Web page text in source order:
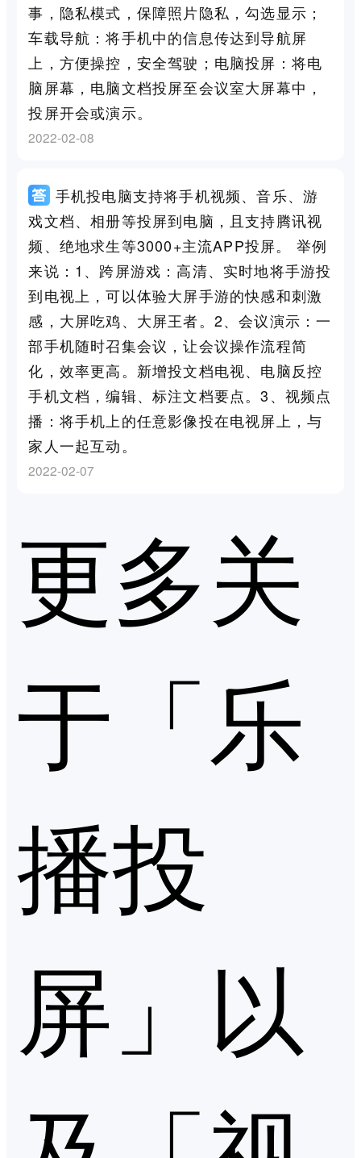
事，隐私模式，保障照片隐私，勾选显示；
车载导航：将手机中的信息传达到导航屏
上，方便操控，安全驾驶；电脑投屏：将电
脑屏幕，电脑文档投屏至会议室大屏幕中，
投屏开会或演示。
2022-02-08
手机投电脑支持将手机视频、音乐、游
戏文档、相册等投屏到电脑，且支持腾讯视
频、绝地求生等3000+主流APP投屏。 举例
来说：1、跨屏游戏：高清、实时地将手游投
到电视上，可以体验大屏手游的快感和刺激
感，大屏吃鸡、大屏王者。2、会议演示：一
部手机随时召集会议，让会议操作流程简
化，效率更高。新增投文档电视、电脑反控
手机文档，编辑、标注文档要点。3、视频点
播：将手机上的任意影像投在电视屏上，与
家人一起互动。
2022-02-07
更多关
于「乐
播投
屏」以